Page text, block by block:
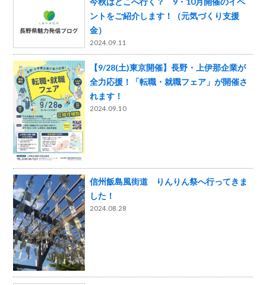
ントをご紹介します！（元気づくり支援
金）
2024.09.11
【9/28(土)東京開催】長野・上伊那企業が
全力応援！「転職・就職フェア」が開催さ
れます！
2024.09.10
信州飯島風街道 りんりん祭へ行ってきま
した！
2024.08.28